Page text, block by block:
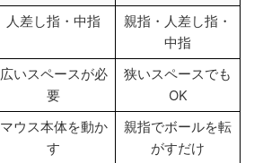
人差し指・中指
親指・人差し指・
中指
広いスペースが必
要
狭いスペースでも
OK
マウス本体を動か
す
親指でボールを転
がすだけ